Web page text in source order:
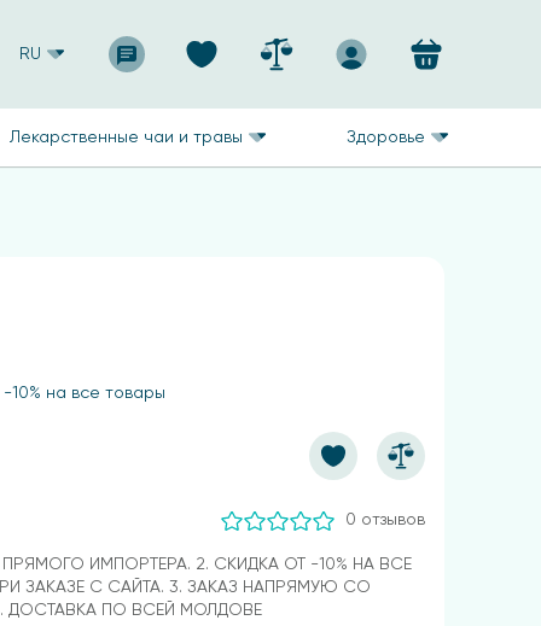
RU
Лекарственные чаи и травы Здоровье
10% на все товары
0 отзывов
ПРЯМОГО ИМПОРТЕРА. 2. СКИДКА ОТ -10% НА ВСЕ
ЗАКАЗЕ С САЙТА. 3. ЗАКАЗ НАПРЯМУЮ СО
ДОСТАВКА ПО ВСЕЙ МОЛДОВЕ